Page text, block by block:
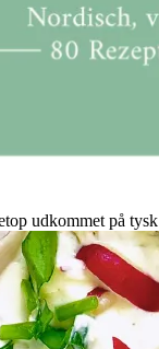
udkommet på tysk